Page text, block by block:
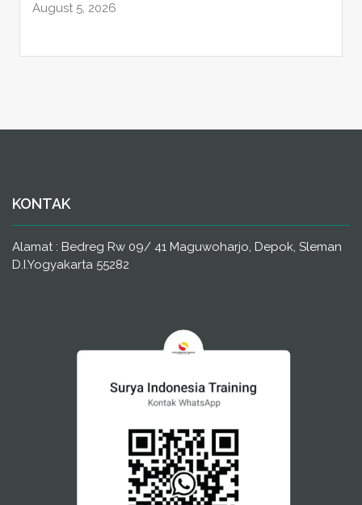
August 5, 2026
KONTAK
Alamat : Bedreg Rw 09/ 41 Maguwoharjo, Depok, Sleman
D.I.Yogyakarta 55282